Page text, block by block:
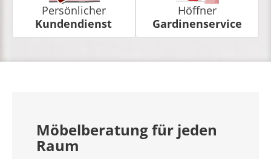
Persönlicher
Kundendienst
Höffner
Gardinenservice
Möbelberatung für jeden
Raum